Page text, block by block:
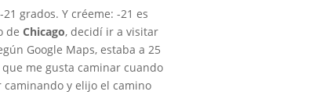
grados. Y créeme: -21 es
de Chicago, decidí ir a visitar
Google Maps, estaba a 25
me gusta caminar cuando
caminando y elijo el camino